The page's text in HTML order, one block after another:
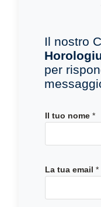
Il nostro
per
u
I
*
Il tuo nome *
La tua email *